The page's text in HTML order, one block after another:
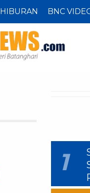
HIBURAN BNC
1